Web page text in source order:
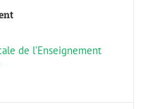
de l’Enseignement